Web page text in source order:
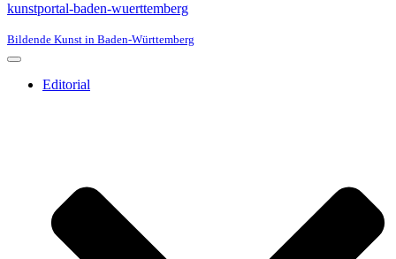
Uli Rothfuss
kunstportal-baden-wuerttemberg
Bildende Kunst in Baden-Württemberg
Navigationsmenü
Editorial